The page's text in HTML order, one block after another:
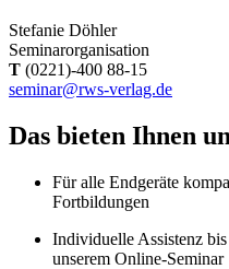
Stefanie Döhler
Seminarorganisation
T (0221)-400 88-15
seminar@rws-verlag.de
Das bieten Ihnen
Für alle Endgeräte
Fortbildungen
Individuelle Assistenz
unserem Online-Seminar